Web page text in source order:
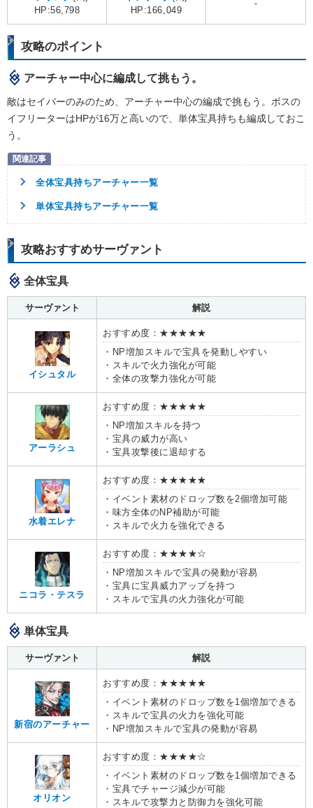
HP:56,798
HP:166,049
-
攻略のポイント
アーチャー中心に編成して挑もう。
敵はセイバーのみのため、アーチャー中心の編成で挑もう。ボスの
イフリーターはHPが16万と高いので、単体宝具持ちも編成しておこ
う。
全体宝具持ちアーチャー一覧
単体宝具持ちアーチャー一覧
攻略おすすめサーヴァント
全体宝具
サーヴァント 解説
イシュタル
おすすめ度：★★★★★
・NP増加スキルで宝具を発動しやすい
・スキルで火力強化が可能
・全体の攻撃力強化が可能
アーラシュ
おすすめ度：★★★★★
・NP増加スキルを持つ
・宝具の威力が高い
・宝具攻撃後に退却する
水着エレナ
おすすめ度：★★★★★
・イベント素材のドロップ数を2個増加可能
・味方全体のNP補助が可能
・スキルで火力を強化できる
ニコラ・テスラ
おすすめ度：★★★★☆
・NP増加スキルで宝具の発動が容易
・宝具に宝具威力アップを持つ
・スキルで宝具の火力強化が可能
単体宝具
サーヴァント 解説
新宿のアーチャー
おすすめ度：★★★★★
・イベント素材のドロップ数を1個増加できる
・スキルで宝具の火力を強化可能
・NP増加スキルで宝具の発動が容易
オリオン
おすすめ度：★★★★☆
・イベント素材のドロップ数を1個増加できる
・宝具でチャージ減少が可能
・スキルで攻撃力と防御力を強化可能